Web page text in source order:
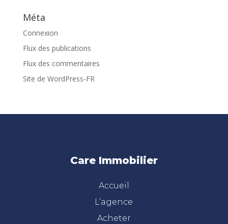
Méta
Connexion
Flux des publications
Flux des commentaires
Site de WordPress-FR
Care Immobilier
Accueil
L’agence
Acheter